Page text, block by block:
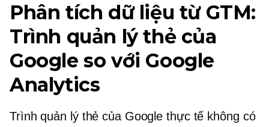
Phân tích dữ liệu từ GTM:
Trình quản lý thẻ của
Google so với Google
Analytics
Trình quản lý thẻ của Google thực tế không có